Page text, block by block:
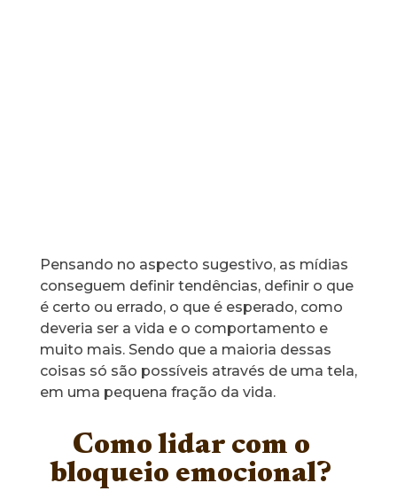
Pensando no aspecto sugestivo, as mídias
conseguem definir tendências, definir o que
é certo ou errado, o que é esperado, como
deveria ser a vida e o comportamento e
muito mais. Sendo que a maioria dessas
coisas só são possíveis através de uma tela,
em uma pequena fração da vida.
Como lidar com o
bloqueio emocional?